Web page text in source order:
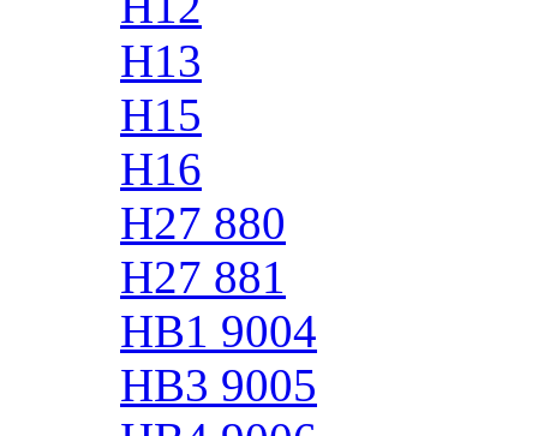
H13
H15
H16
H27 880
H27 881
HB1 9004
HB3 9005